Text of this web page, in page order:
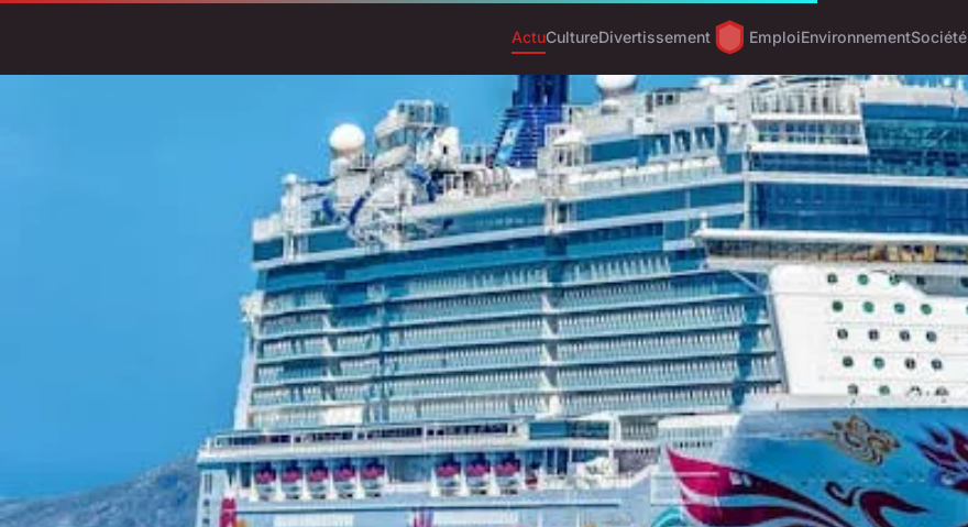
ActuCultureDivertissement EmploiEnvironnementSociété